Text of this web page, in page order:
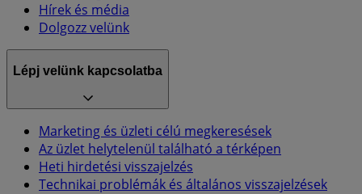
Hírek és média
Dolgozz velünk
Lépj velünk kapcsolatba
Marketing és üzleti célú megkeresések
Az üzlet helytelenül található a térképen
Heti hirdetési visszajelzés
Technikai problémák és általános visszajelzések